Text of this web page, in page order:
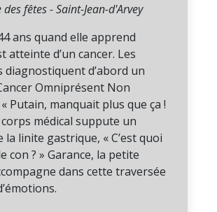
des fêtes - Saint-Jean-d'Arvey
ans quand elle apprend
atteinte d’un cancer. Les
diagnostiquent d’abord un
Omniprésent Non
Putain, manquait plus que ça !
corps médical suppute un
la linite gastrique, « C’est quoi
con ? » Garance, la petite
dans cette traversée